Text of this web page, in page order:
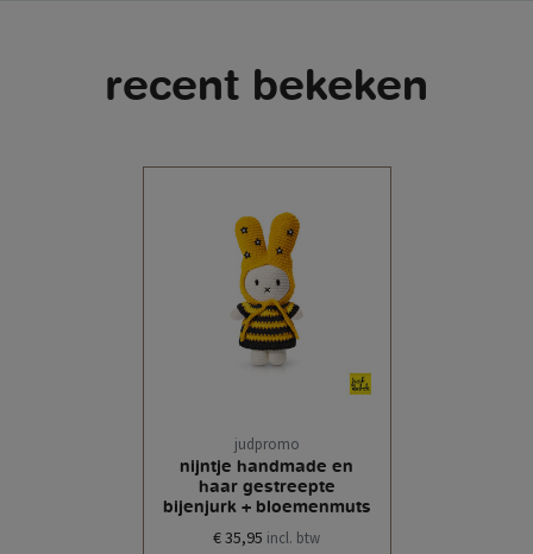
recent bekeken
judpromo
nijntje handmade en
haar gestreepte
bijenjurk + bloemenmuts
€ 35,95 incl. btw